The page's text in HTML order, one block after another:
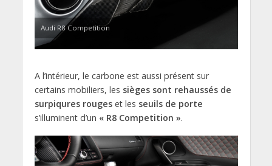
Audi R8 Competition
A l’intérieur, le carbone est aussi présent sur
certains mobiliers, les sièges sont rehaussés de
surpiqures rougeset les seuils de porte
s’illuminent d’un « R8 Competition ».